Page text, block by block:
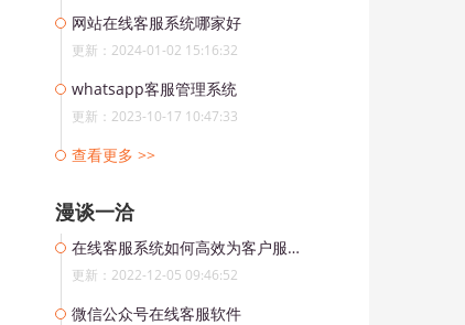
网站在线客服系统哪家好
更新：2024-01-02 15:16:32
whatsapp客服管理系统
更新：2023-10-17 10:47:33
查看更多 >>
漫谈一洽
在线客服系统如何高效为客户服务？
更新：2022-12-05 09:46:52
微信公众号在线客服软件